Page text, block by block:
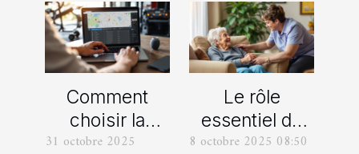
Comment
choisir la
meilleure salle
31 octobre 2025
Le rôle
essentiel du
soutien à
8 octobre 2025 08:50